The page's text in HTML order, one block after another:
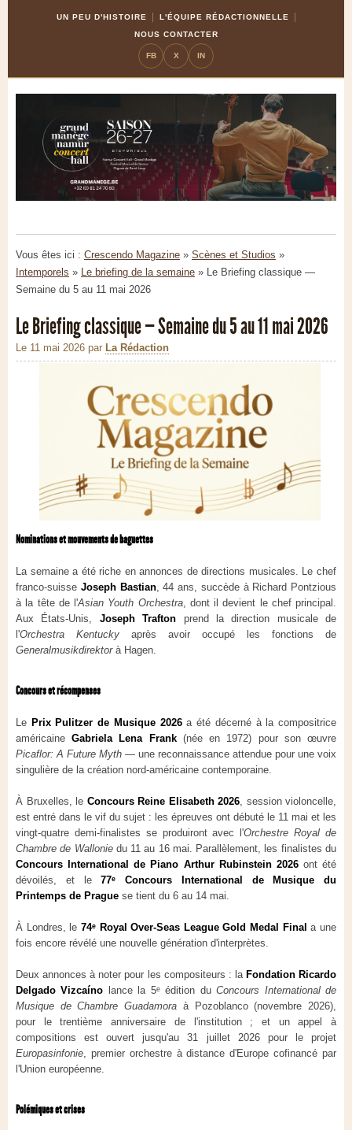
UN PEU D'HISTOIRE
L'ÉQUIPE RÉDACTIONNELLE
NOUS CONTACTER
FB X IN
Vous êtes ici : Crescendo Magazine » Scènes et Studios »
Intemporels » Le briefing de la semaine » Le Briefing classique —
Semaine du 5 au 11 mai 2026
Le Briefing classique — Semaine du 5 au 11 mai 2026
Le 11 mai 2026 par La Rédaction
Nominations et mouvements de baguettes
La semaine a été riche en annonces de directions musicales. Le chef
franco-suisse Joseph Bastian, 44 ans, succède à Richard Pontzious
à la tête de l'Asian Youth Orchestra, dont il devient le chef principal.
Aux États-Unis, Joseph Trafton prend la direction musicale de
l'Orchestra Kentucky après avoir occupé les fonctions de
Generalmusikdirektorà Hagen.
Concours et récompenses
Le Prix Pulitzer de Musique 2026a été décerné à la compositrice
américaineGabriela Lena Frank(née en 1972) pour son œuvre
Picaflor: A Future Myth — une reconnaissance attendue pour une voix
singulière de la création nord-américaine contemporaine.
À Bruxelles, le Concours Reine Elisabeth 2026, session violoncelle,
est entré dans le vif du sujet : les épreuves ont débuté le 11 mai et les
vingt-quatre demi-finalistes se produiront avec l'Orchestre Royal de
Chambre de Walloniedu 11 au 16 mai. Parallèlement, les finalistes du
Concours International de Piano Arthur Rubinstein 2026ont été
dévoilés, et le77ᵉ Concours International de Musique du
Printemps de Prague se tient du 6 au 14 mai.
À Londres, le 74ᵉ Royal Over-Seas League Gold Medal Final a une
fois encore révélé une nouvelle génération d'interprètes.
Deux annonces à noter pour les compositeurs : la Fondation Ricardo
Delgado Vizcaíno lance la 5ᵉ édition duConcours International de
Musique de Chambre Guadamora à Pozoblanco (novembre 2026),
pour le trentième anniversaire de l'institution ; et un appel à
compositions est ouvert jusqu'au 31 juillet 2026 pour le projet
Europasinfonie, premier orchestre à distance d'Europe cofinancé par
l'Union européenne.
Polémiques et crises